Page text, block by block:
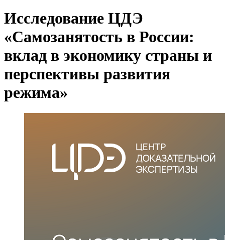
Исследование ЦДЭ
«Самозанятость в России:
вклад в экономику страны и
перспективы развития
режима»